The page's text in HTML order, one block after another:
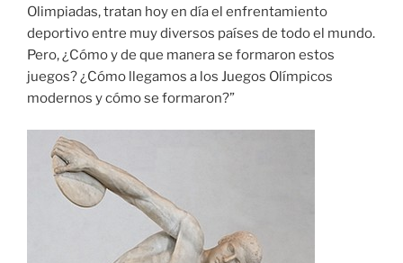
Olimpiadas, tratan hoy en día el enfrentamiento
deportivo entre muy diversos países de todo el mundo.
Pero, ¿Cómo y de que manera se formaron estos
juegos? ¿Cómo llegamos a los Juegos Olímpicos
modernos y cómo se formaron?”